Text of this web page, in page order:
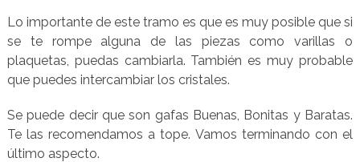
Lo importante de este tramo es que es muy posible que si
se te rompe alguna de las piezas como varillas o
plaquetas, puedas cambiarla. También es muy probable
que puedes intercambiar los cristales.
Se puede decir que son gafas Buenas, Bonitas y Baratas.
Te las recomendamos a tope. Vamos terminando con el
último aspecto.